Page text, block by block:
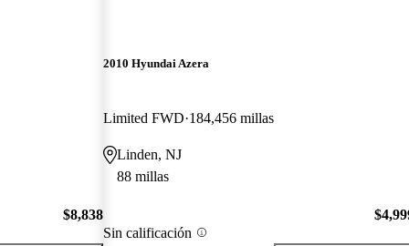
$8,838
2010 Hyundai Azera
Limited FWD 184,456 millas
Linden, NJ
88 millas
Sin calificación